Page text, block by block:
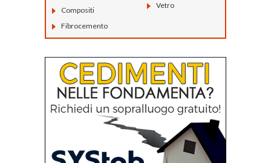
Compositi
Fibrocemento
Vetro